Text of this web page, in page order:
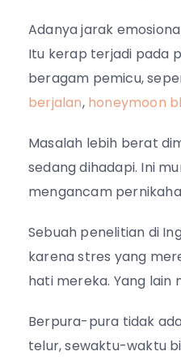
Adanya jarak
Itu kerap terjadi pada
beragam pemicu,
berjalan, honeymoon
Masalah lebih berat
sedang dihadapi. Ini
mengancam
Sebuah penelitian di
karena stres yang
hati mereka. Yang
Berpura-pura tidak
telur, sewaktu-waktu